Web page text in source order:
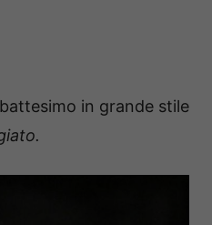
in grande stile